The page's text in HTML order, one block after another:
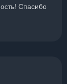
Спасибо